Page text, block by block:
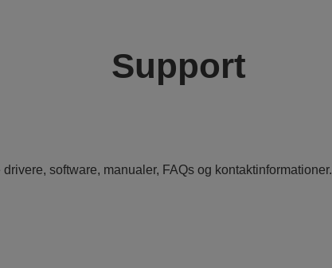
Support
software, manualer, FAQs og kontaktinformationer.